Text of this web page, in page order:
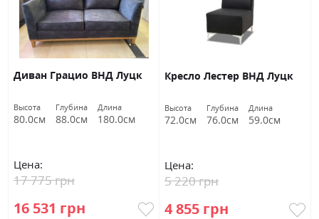
Диван Грацио ВНД Луцк
Высота
80.0см
Глубина
88.0см
Длина
180.0см
Цена:
16 531 грн
17 775 грн
Кресло Лестер ВНД Луцк
Высота
72.0см
Глубина
76.0см
Длина
59.0см
Цена:
4 855 грн
5 220 грн